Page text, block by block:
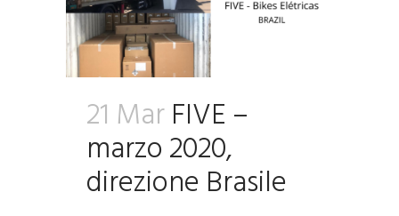
21 MarFIVE –
marzo 2020,
direzione Brasile